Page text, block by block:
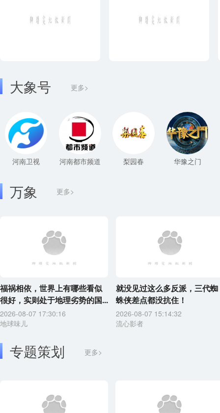
大象号 更多>
河南卫视 河南都市频道 梨园春 华豫之门
更多>
万象
福祸相依，世界上有哪些看似
很好，实则处于地理劣势的国...
2026-08-07 17:30:16
地球味儿
就没见过这么多反派，三代蜘
蛛侠差点都没抗住！
2026-08-07 15:14:32
流心影者
专题策划 更多>